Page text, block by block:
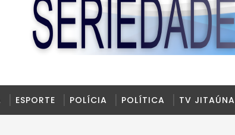
ESPORTE POLÍCIA POLÍTICA TV JITAÚNA